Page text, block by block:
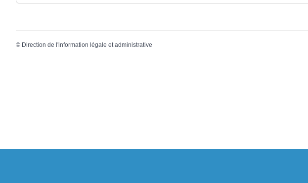
© Direction de l'information légale et administrative